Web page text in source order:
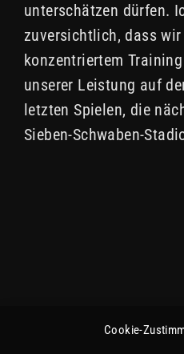
Cookie-
unterschätzen dürfen.
zuversichtlich, dass
konzentriertem
unserer Leistung auf
letzten Spielen, die
Sieben-Schwaben-